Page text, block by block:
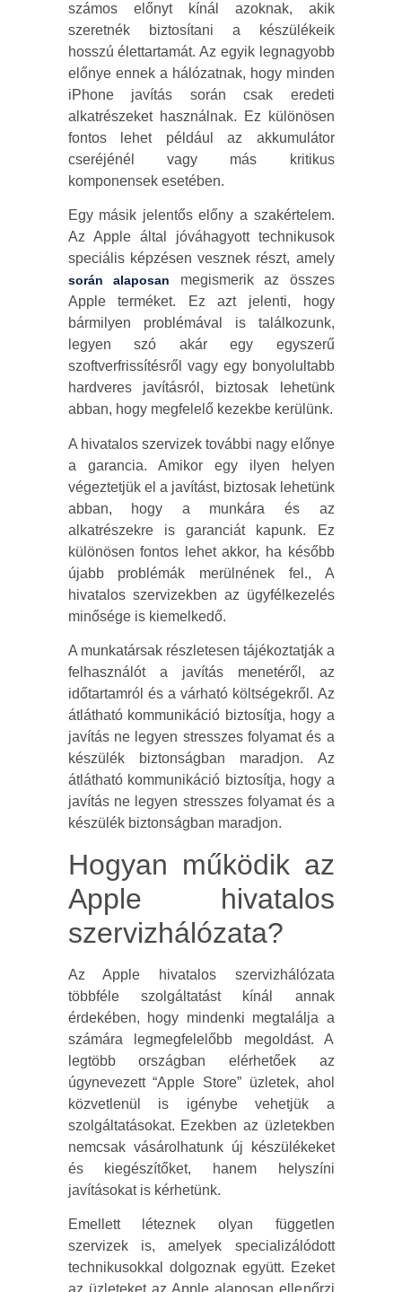
számos előnyt kínál azoknak, akik
szeretnék biztosítani a készülékeik
hosszú élettartamát. Az egyik legnagyobb
előnye ennek a hálózatnak, hogy minden
iPhone javítás során csak eredeti
alkatrészeket használnak. Ez különösen
fontos lehet például az akkumulátor
cseréjénél vagy más kritikus
komponensek esetében.
Egy másik jelentős előny a szakértelem.
Az Apple által jóváhagyott technikusok
speciális képzésen vesznek részt, amely
során alaposan megismerik az összes
Apple terméket. Ez azt jelenti, hogy
bármilyen problémával is találkozunk,
legyen szó akár egy egyszerű
szoftverfrissítésről vagy egy bonyolultabb
hardveres javításról, biztosak lehetünk
abban, hogy megfelelő kezekbe kerülünk.
A hivatalos szervizek további nagy előnye
a garancia. Amikor egy ilyen helyen
végeztetjük el a javítást, biztosak lehetünk
abban, hogy a munkára és az
alkatrészekre is garanciát kapunk. Ez
különösen fontos lehet akkor, ha később
újabb problémák merülnének fel., A
hivatalos szervizekben az ügyfélkezelés
minősége is kiemelkedő.
A munkatársak részletesen tájékoztatják a
felhasználót a javítás menetéről, az
időtartamról és a várható költségekről. Az
átlátható kommunikáció biztosítja, hogy a
javítás ne legyen stresszes folyamat és a
készülék biztonságban maradjon. Az
átlátható kommunikáció biztosítja, hogy a
javítás ne legyen stresszes folyamat és a
készülék biztonságban maradjon.
Hogyan működik az
Apple hivatalos
szervizhálózata?
Az Apple hivatalos szervizhálózata
többféle szolgáltatást kínál annak
érdekében, hogy mindenki megtalálja a
számára legmegfelelőbb megoldást. A
legtöbb országban elérhetőek az
úgynevezett “Apple Store” üzletek, ahol
közvetlenül is igénybe vehetjük a
szolgáltatásokat. Ezekben az üzletekben
nemcsak vásárolhatunk új készülékeket
és kiegészítőket, hanem helyszíni
javításokat is kérhetünk.
Emellett léteznek olyan független
szervizek is, amelyek specializálódott
technikusokkal dolgoznak együtt. Ezeket
az üzleteket az Apple alaposan ellenőrzi